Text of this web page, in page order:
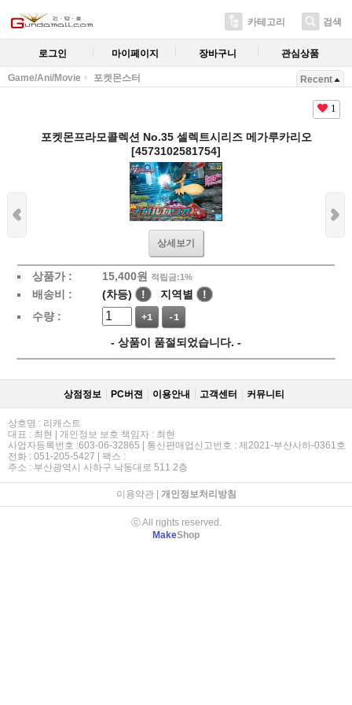
카테고리 검색
로그인 마이페이지 장바구니 관심상품
Game/Ani/Movie 포켓몬스터 Recent
1
포켓몬프라모콜렉션 No.35 셀렉트시리즈 메가루카리오
[4573102581754]
상세보기
상품가 : 15,400원 적립금:1%
배송비 : (차등) ! 지역별
!
수량 :
+1 -1
- 상품이 품절되었습니다. -
상점정보 PC버젼 이용안내 고객센터 커뮤니티
상호명 : 리캐스트
대표 : 최현 | 개인정보 보호 책임자 : 최현
사업자등록번호 :603-06-32865 | 통신판매업신고번호 : 제2021-부산사하-0361호
전화 : 051-205-5427 | 팩스 :
주소 : 부산광역시 사하구 낙동대로 511 2층
이용약관| 개인정보처리방침
ⓒ All rights reserved.
MakeShop